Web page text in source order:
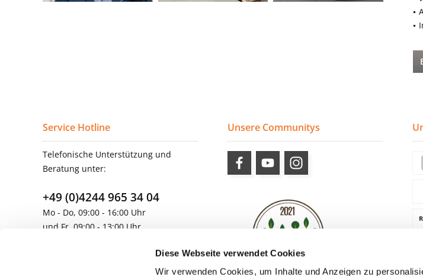
Diese Webseite verwendet Cookies
Wir verwenden Cookies, um Inhalte und Anzeigen zu
Service Hotline
Telefonische Unterstützung und
Beratung unter:
+49 (0)4244 965 34 04
Mo - Do, 09:00 - 16:00 Uhr
und Fr, 09:00 - 13:00 Uhr
Unsere Communitys